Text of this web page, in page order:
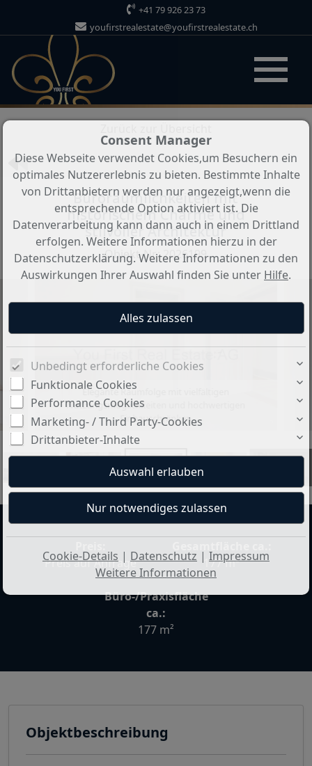
+41 79 926 23 73
youfirstrealestate@youfirstrealestate.ch
Büroräumlichkeiten mit
historischem Charme und
stilvoller Architektur
Objekt-Nr.: 2026199
Elegante Raumfolge mit vielfältigen
Nutzungsmöglichkeiten und hochwertigen
Einbauschränken
Preis auf Anfrage
177 m²
Büro-/Praxisfläche
ca.:
177 m²
Objektbeschreibung
Consent Manager
Diese Webseite verwendet Cookies,um Besuchern ein
optimales Nutzererlebnis zu bieten. Bestimmte Inhalte
von Drittanbietern werden nur angezeigt,wenn die
entsprechende Option aktiviert ist. Die
Datenverarbeitung kann dann auch in einem Drittland
erfolgen. Weitere Informationen hierzu in der
Datenschutzerklärung. Weitere Informationen zu den
Auswirkungen Ihrer Auswahl finden Sie unter Hilfe.
Unbedingt erforderliche Cookies
Funktionale Cookies
Performance Cookies
Marketing- / Third Party-Cookies
Drittanbieter-Inhalte
Cookie-Details | Datenschutz | Impressum
Weitere Informationen